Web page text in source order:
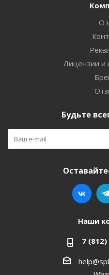
О
Лицензии и
Будьте
Наши
7